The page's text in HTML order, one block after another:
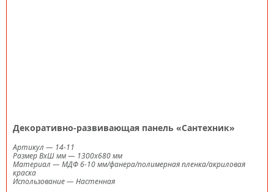
Декоративно-развивающая панель «Сантехник»
Артикул — 14-11
Размер ВxШ мм— 1300х680 мм
Материал — МДФ 6-10 мм/фанера/полимерная пленка/акриловая
краска
Использование— Настенная